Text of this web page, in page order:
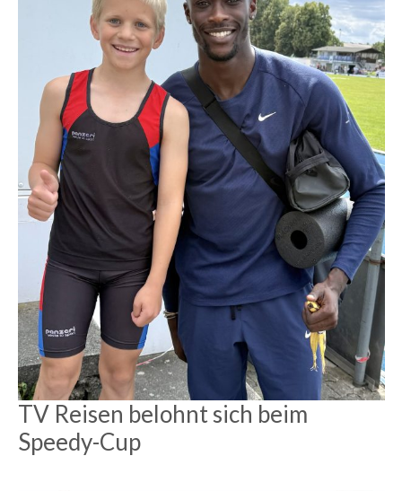
TV Reisen belohnt sich beim
Speedy-Cup